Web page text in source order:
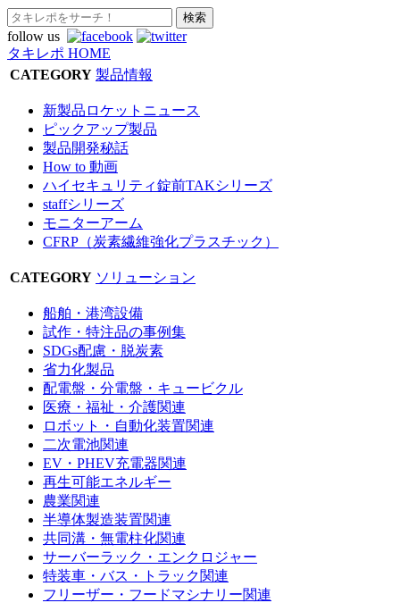
follow us
タキレポ HOME
CATEGORY 製品情報
新製品ロケットニュース
ピックアップ製品
製品開発秘話
How to 動画
ハイセキュリティ錠前TAKシリーズ
staffシリーズ
モニターアーム
CFRP（炭素繊維強化プラスチック）
CATEGORY ソリューション
船舶・港湾設備
試作・特注品の事例集
SDGs配慮・脱炭素
省力化製品
配電盤・分電盤・キュービクル
医療・福祉・介護関連
ロボット・自動化装置関連
二次電池関連
EV・PHEV充電器関連
再生可能エネルギー
農業関連
半導体製造装置関連
共同溝・無電柱化関連
サーバーラック・エンクロジャー
特装車・バス・トラック関連
フリーザー・フードマシナリー関連